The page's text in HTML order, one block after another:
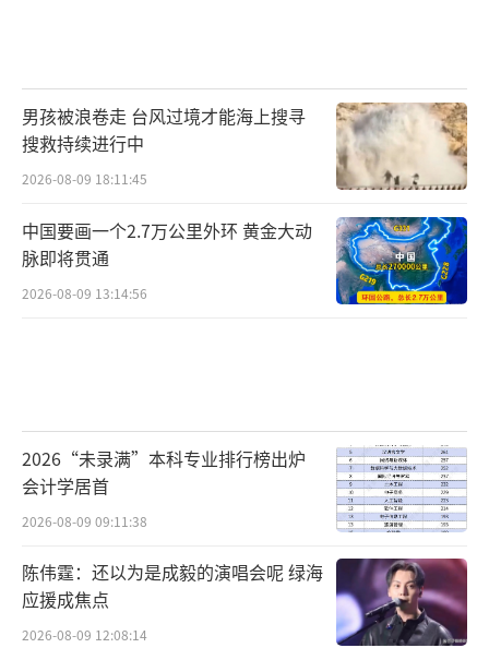
男孩被浪卷走 台风过境才能海上搜寻
搜救持续进行中
2026-08-09 18:11:45
中国要画一个2.7万公里外环 黄金大动
脉即将贯通
2026-08-09 13:14:56
2026“未录满”本科专业排行榜出炉
会计学居首
2026-08-09 09:11:38
陈伟霆：还以为是成毅的演唱会呢 绿海
应援成焦点
2026-08-09 12:08:14